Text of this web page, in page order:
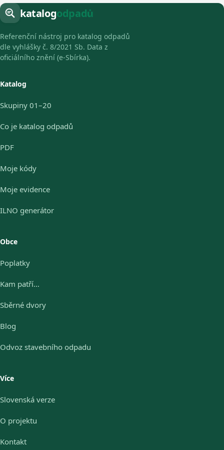
katalogodpadů
Referenční nástroj pro katalog odpadů
dle vyhlášky č. 8/2021 Sb. Data z
oficiálního znění (e-Sbírka).
Katalog
Skupiny 01–20
Co je katalog odpadů
PDF
Moje kódy
Moje evidence
ILNO generátor
Obce
Poplatky
Kam patří…
Sběrné dvory
Blog
Odvoz stavebního odpadu
Více
Slovenská verze
O projektu
Kontakt